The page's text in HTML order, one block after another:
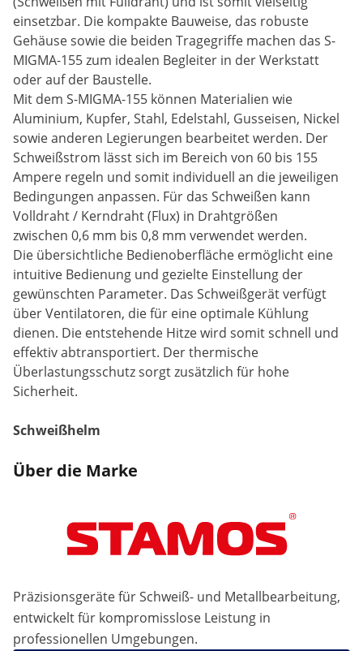
einsetzbar. Die kompakte Bauweise, das robuste
Gehäuse sowie die beiden Tragegriffe machen das S-
MIGMA-155 zum idealen Begleiter in der Werkstatt
oder auf der Baustelle.
Mit dem S-MIGMA-155 können Materialien wie
Aluminium, Kupfer, Stahl, Edelstahl, Gusseisen, Nickel
sowie anderen Legierungen bearbeitet werden. Der
Schweißstrom lässt sich im Bereich von 60 bis 155
Ampere regeln und somit individuell an die jeweiligen
Bedingungen anpassen. Für das Schweißen kann
Volldraht / Kerndraht (Flux) in Drahtgrößen
zwischen 0,6 mm bis 0,8 mm verwendet werden.
Die übersichtliche Bedienoberfläche ermöglicht eine
intuitive Bedienung und gezielte Einstellung der
gewünschten Parameter. Das Schweißgerät verfügt
über Ventilatoren, die für eine optimale Kühlung
dienen. Die entstehende Hitze wird somit schnell und
effektiv abtransportiert. Der thermische
Überlastungsschutz sorgt zusätzlich für hohe
Sicherheit.
Schweißhelm
Über die Marke
Präzisionsgeräte für Schweiß- und Metallbearbeitung,
entwickelt für kompromisslose Leistung in
professionellen Umgebungen.